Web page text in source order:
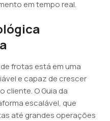
em tempo real.
frotas está em uma
e capaz de crescer
cliente. O Guia da
escalável, que
até grandes operações